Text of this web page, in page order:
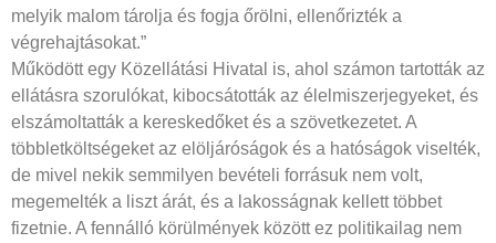
melyik malom tárolja és fogja őrölni, ellenőrizték a
végrehajtásokat.”
Működött egy Közellátási Hivatal is, ahol számon tartották az
ellátásra szorulókat, kibocsátották az élelmiszerjegyeket, és
elszámoltatták a kereskedőket és a szövetkezetet. A
többletköltségeket az elöljáróságok és a hatóságok viselték,
de mivel nekik semmilyen bevételi forrásuk nem volt,
megemelték a liszt árát, és a lakosságnak kellett többet
fizetnie. A fennálló körülmények között ez politikailag nem